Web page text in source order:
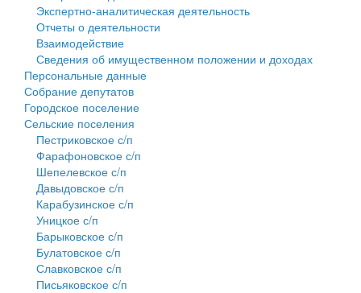
Сельские поселения
Экспертно-аналитическая деятельность
Отчеты о деятельности
Взаимодействие
Сведения об имущественном положении и доходах
Персональные данные
Собрание депутатов
Городское поселение
Сельские поселения
Пестриковское с/п
Фарафоновское с/п
Шепелевское с/п
Давыдовское с/п
Карабузинское с/п
Уницкое с/п
Барыковское с/п
Булатовское с/п
Славковское с/п
Письяковское с/п